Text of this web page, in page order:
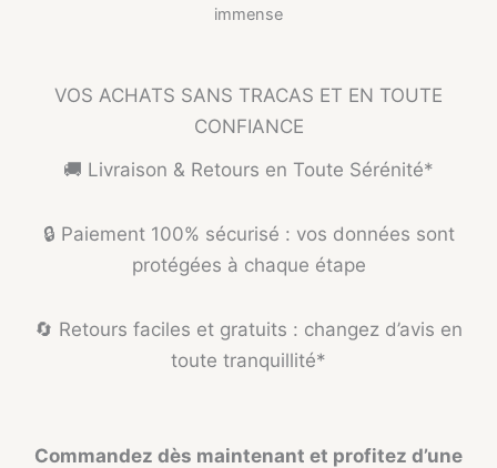
immense
VOS ACHATS SANS TRACAS ET EN TOUTE
CONFIANCE
🚚 Livraison & Retours en Toute Sérénité*
🔒 Paiement 100% sécurisé : vos données sont
protégées à chaque étape
🔄 Retours faciles et gratuits : changez d’avis en
toute tranquillité*
Commandez dès maintenant et profitez d’une